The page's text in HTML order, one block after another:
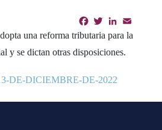
FacebookTwitterLinkedIn
una reforma tributaria para la
y se dictan otras disposiciones.
DE-DICIEMBRE-DE-2022